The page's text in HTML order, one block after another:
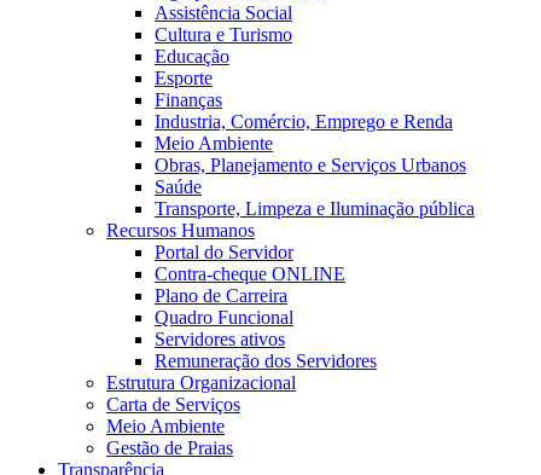
Assistência Social
Cultura e Turismo
Educação
Esporte
Finanças
Industria, Comércio, Emprego e Renda
Meio Ambiente
Obras, Planejamento e Serviços Urbanos
Saúde
Transporte, Limpeza e Iluminação pública
Recursos Humanos
Portal do Servidor
Contra-cheque ONLINE
Plano de Carreira
Quadro Funcional
Servidores ativos
Remuneração dos Servidores
Estrutura Organizacional
Carta de Serviços
Meio Ambiente
Gestão de Praias
Transparência